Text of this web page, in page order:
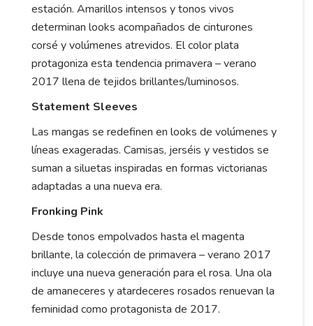
estación. Amarillos intensos y tonos vivos
determinan looks acompañados de cinturones
corsé y volúmenes atrevidos. El color plata
protagoniza esta tendencia primavera – verano
2017 llena de tejidos brillantes/luminosos.
Statement Sleeves
Las mangas se redefinen en looks de volúmenes y
líneas exageradas. Camisas, jerséis y vestidos se
suman a siluetas inspiradas en formas victorianas
adaptadas a una nueva era.
Fronking Pink
Desde tonos empolvados hasta el magenta
brillante, la colección de primavera – verano 2017
incluye una nueva generación para el rosa. Una ola
de amaneceres y atardeceres rosados renuevan la
feminidad como protagonista de 2017.